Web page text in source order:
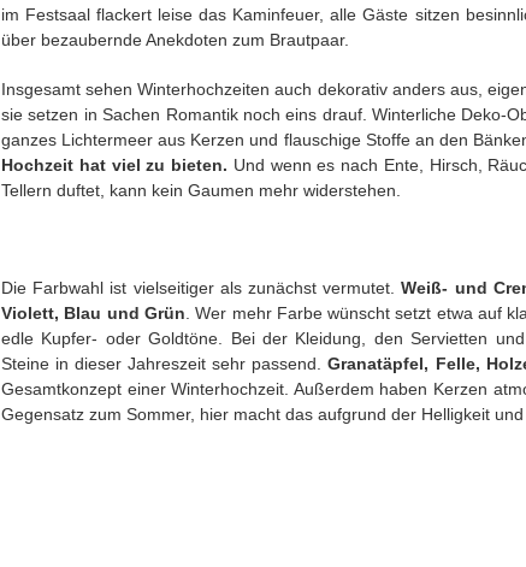
im Festsaal flackert leise das Kaminfeuer, alle Gäste sitzen
über bezaubernde Anekdoten zum Brautpaar.
Insgesamt sehen Winterhochzeiten auch dekorativ anders aus,
sie setzen in Sachen Romantik noch eins drauf. Winterliche Deko-
ganzes Lichtermeer aus Kerzen und flauschige Stoffe an den
Hochzeit hat viel zu bieten. Und wenn es nach Ente, Hirsch,
Tellern duftet, kann kein Gaumen mehr widerstehen.
Die Farbwahl ist vielseitiger als zunächst vermutet.Weiß- und
Violett, Blau und Grün . Wer mehr Farbe wünscht setzt etwa auf
edle Kupfer- oder Goldtöne. Bei der Kleidung, den Servietten
Steine in dieser Jahreszeit sehr passend.Granatäpfel, Felle,
Gesamtkonzept einer Winterhochzeit. Außerdem haben Kerzen
Gegensatz zum Sommer, hier macht das aufgrund der Helligkeit